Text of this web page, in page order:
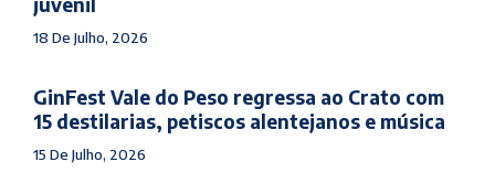
18 De Julho, 2026
GinFest Vale do Peso regressa ao Crato com
15 destilarias, petiscos alentejanos e música
15 De Julho, 2026